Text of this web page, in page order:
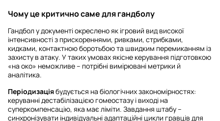
Чому це критично саме для гандболу
Гандбол у документі окреслено як ігровий вид високої
інтенсивності з прискореннями, ривками, стрибками,
кидками, контактною боротьбою та швидким перемиканням із
захисту в атаку. У таких умовах якісне керування підготовкою
«на око» неможливе – потрібні вимірювані метрики й
аналітика.
Періодизаціябудується на біологічних закономірностях:
керуванні дестабілізацією гомеостазу і виході на
суперкомпенсацію, яка має ліміти. Завдання штабу –
синхронізувати індивідуальні адаптаційні цикли гравців для